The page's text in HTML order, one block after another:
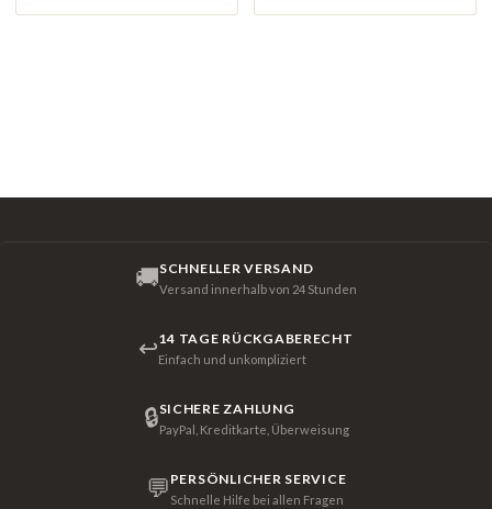
🚚SCHNELLER VERSAND
Versand innerhalb von 24 Stunden
↩14 TAGE RÜCKGABERECHT
Einfach und unkompliziert
🔒SICHERE ZAHLUNG
PayPal, Kreditkarte, Überweisung
💬 PERSÖNLICHER SERVICE
Schnelle Hilfe bei allen Fragen